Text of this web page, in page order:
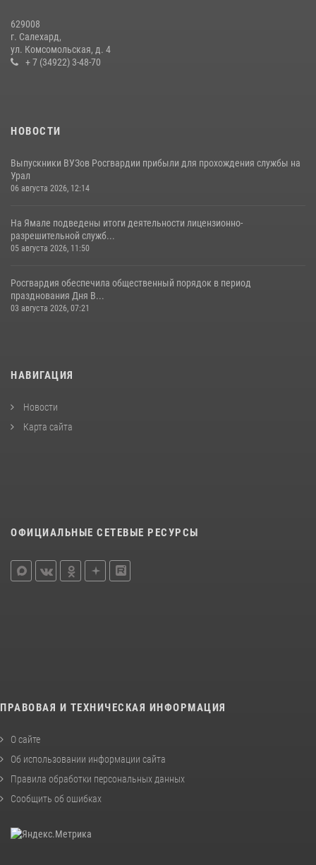
14 июля 2026, 06:53
629008
г. Салехард,
ул. Комсомольская, д. 4
+ 7 (34922) 3-48-70
НОВОСТИ
Выпускники ВУЗов Росгвардии прибыли для прохождения службы на
Урал
06 августа 2026, 12:14
На Ямале подведены итоги деятельности лицензионно-
разрешительной служб...
05 августа 2026, 11:50
Росгвардия обеспечила общественный порядок в период
празднования Дня В...
03 августа 2026, 07:21
НАВИГАЦИЯ
Новости
Карта сайта
ОФИЦИАЛЬНЫЕ СЕТЕВЫЕ РЕСУРСЫ
ПРАВОВАЯ И ТЕХНИЧЕСКАЯ ИНФОРМАЦИЯ
О сайте
Об использовании информации сайта
Правила обработки персональных данных
Сообщить об ошибках